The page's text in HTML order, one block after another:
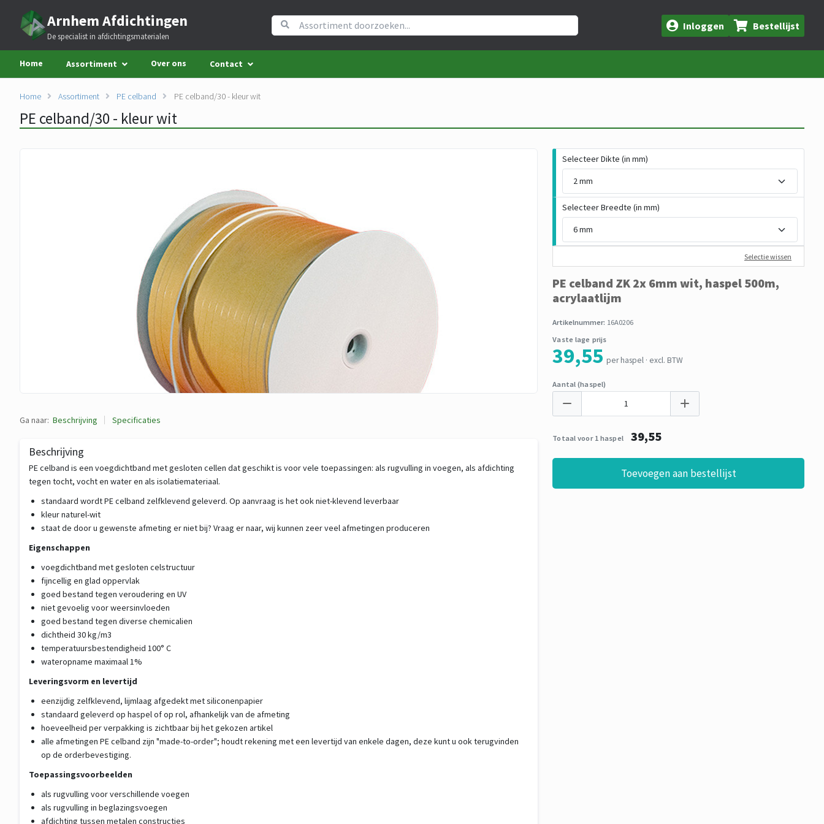
Arnhem Afdichtingen
De specialist in afdichtingsmaterialen
Inloggen Bestellijst
Home Assortiment Over ons Contact
Home Assortiment PE celband PE celband/30 - kleur wit
PE celband/30 - kleur wit
Ga naar: Beschrijving Specificaties
Beschrijving
PE celband is een voegdichtband met gesloten cellen dat geschikt is voor vele toepassingen: als rugvulling in voegen, als afdichting
tegen tocht, vocht en water en als isolatiemateriaal.
standaard wordt PE celband zelfklevend geleverd. Op aanvraag is het ook niet-klevend leverbaar
kleur naturel-wit
staat de door u gewenste afmeting er niet bij? Vraag er naar, wij kunnen zeer veel afmetingen produceren
Eigenschappen
voegdichtband met gesloten celstructuur
fijncellig en glad oppervlak
goed bestand tegen veroudering en UV
niet gevoelig voor weersinvloeden
goed bestand tegen diverse chemicalien
dichtheid 30 kg/m3
temperatuursbestendigheid 100° C
wateropname maximaal 1%
Leveringsvorm en levertijd
eenzijdig zelfklevend, lijmlaag afgedekt met siliconenpapier
standaard geleverd op haspel of op rol, afhankelijk van de afmeting
hoeveelheid per verpakking is zichtbaar bij het gekozen artikel
alle afmetingen PE celband zijn "made-to-order"; houdt rekening met een levertijd van enkele dagen, deze kunt u ook terugvinden
op de orderbevestiging.
Toepassingsvoorbeelden
als rugvulling voor verschillende voegen
als rugvulling in beglazingsvoegen
afdichting tussen metalen constructies
Selecteer Dikte (in mm)
Selecteer Breedte (in mm)
Selectie wissen
PE celband ZK 2x 6mm wit, haspel 500m,
acrylaatlijm
Artikelnummer: 16A0206
Vaste lage prijs
39,55 per haspel · excl. BTW
Aantal (haspel)
Totaal voor 1 haspel 39,55
Toevoegen aan bestellijst